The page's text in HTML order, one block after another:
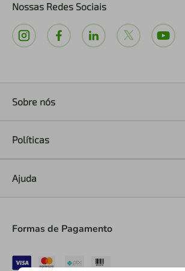
Nossas Redes Sociais
Sobre nós
Políticas
Ajuda
Formas de Pagamento